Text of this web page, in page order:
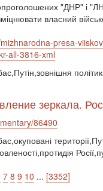
"ДНР" і
власний
presa-
all-3816-xml
зеркала.
86490
7 8 9 10 ... [3352]